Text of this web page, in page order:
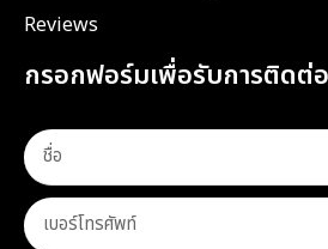
Reviews
กรอกฟอร์มเพื่อรับการติดต่อ